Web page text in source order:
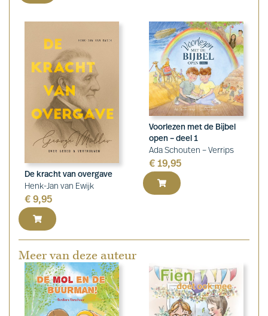
De kracht van overgave
Henk-Jan van Ewijk
€ 9,95
Voorlezen met de Bijbel
open – deel 1
Ada Schouten – Verrips
€ 19,95
Meer van deze auteur